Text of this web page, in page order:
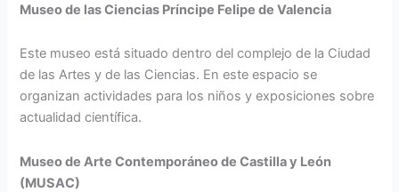
Museo de las Ciencias Príncipe Felipe de Valencia
Este museo está situado dentro del complejo de la Ciudad
de las Artes y de las Ciencias. En este espacio se
organizan actividades para los niños y exposiciones sobre
actualidad científica.
Museo de Arte Contemporáneo de Castilla y León
(MUSAC)